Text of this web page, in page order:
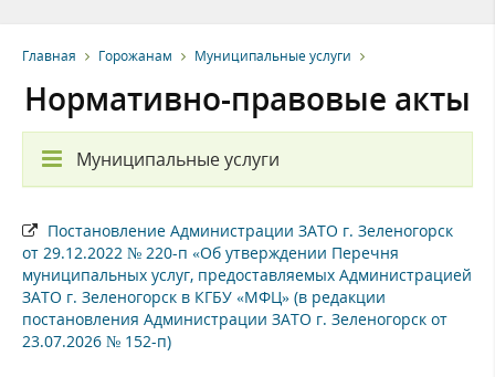
Главная Горожанам Муниципальные услуги
Нормативно-правовые акты
Муниципальные услуги
Постановление Администрации ЗАТО г. Зеленогорск
от 29.12.2022 № 220-п «Об утверждении Перечня
муниципальных услуг, предоставляемых Администрацией
ЗАТО г. Зеленогорск в КГБУ «МФЦ» (в редакции
постановления Администрации ЗАТО г. Зеленогорск от
23.07.2026 № 152-п)